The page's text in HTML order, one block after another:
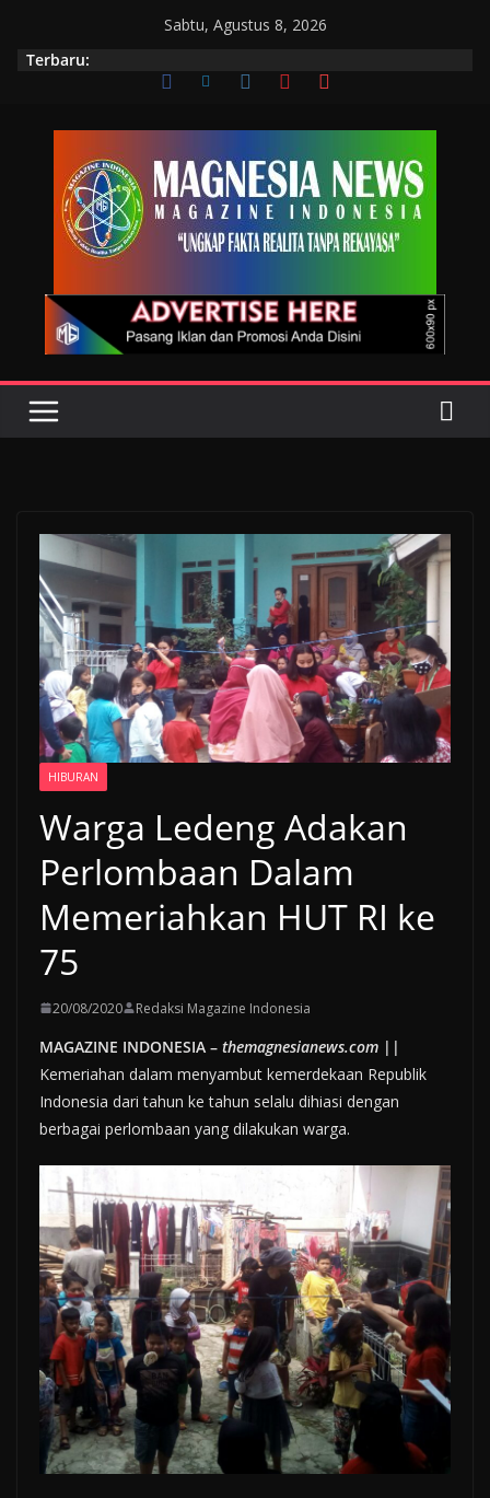
Sabtu, Agustus 8, 2026
Terbaru:
HIBURAN
Warga Ledeng Adakan
Perlombaan Dalam
Memeriahkan HUT RI ke
75
20/08/2020 Redaksi Magazine Indonesia
MAGAZINE INDONESIA – themagnesianews.com ||
Kemeriahan dalam menyambut kemerdekaan Republik
Indonesia dari tahun ke tahun selalu dihiasi dengan
berbagai perlombaan yang dilakukan warga.